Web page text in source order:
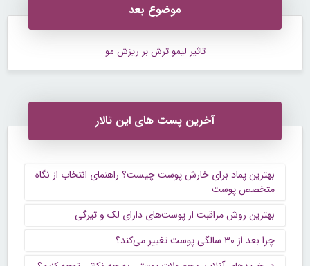
موضوع بعد
تاثیر لیمو ترش بر ریزش مو
آخرین پست های این تالار
بهترین پماد برای خارش پوست چیست؟ راهنمای انتخاب از نگاه
متخصص پوست
بهترین روش مراقبت از پوست‌های دارای لک و تیرگی
چرا بعد از ۳۰ سالگی پوست تغییر می‌کند؟